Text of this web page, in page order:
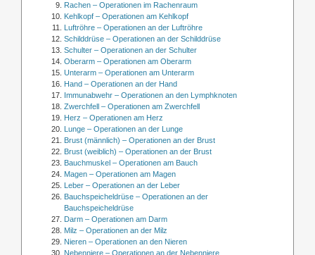
Rachen – Operationen im Rachenraum
Kehlkopf – Operationen am Kehlkopf
Luftröhre – Operationen an der Luftröhre
Schilddrüse – Operationen an der Schilddrüse
Schulter – Operationen an der Schulter
Oberarm – Operationen am Oberarm
Unterarm – Operationen am Unterarm
Hand – Operationen an der Hand
Immunabwehr – Operationen an den Lymphknoten
Zwerchfell – Operationen am Zwerchfell
Herz – Operationen am Herz
Lunge – Operationen an der Lunge
Brust (männlich) – Operationen an der Brust
Brust (weiblich) – Operationen an der Brust
Bauchmuskel – Operationen am Bauch
Magen – Operationen am Magen
Leber – Operationen an der Leber
Bauchspeicheldrüse – Operationen an der
Bauchspeicheldrüse
Darm – Operationen am Darm
Milz – Operationen an der Milz
Nieren – Operationen an den Nieren
Nebenniere – Operationen an der Nebenniere